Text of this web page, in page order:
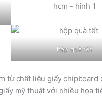
hộp quà tết
từ chất liệu giấy
mỹ thuật với nhiều họa